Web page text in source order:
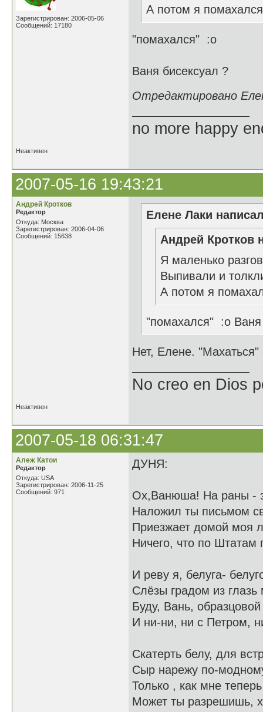
Зарегистрирован: 2006-05-06
Сообщений: 17180
А потом я
"помахался" :o
Ваня бисексуал ?
Отредактировано
no more happy
Неактивен
2007-05-16 19:43:21
Андрей Кротков
Редактор
Откуда: Москва
Зарегистрирован: 2006-04-06
Сообщений: 15638
Елене Лаки
Андрей Кротков
Я маленько
Выпивали и
А потом я
"помахался" :o Ваня
Нет, Елене. "Махаться"
No creo en Dios
Неактивен
2007-05-18 06:31:47
Алеж Катои
Редактор
Откуда: USA
Зарегистрирован: 2006-11-25
Сообщений: 971
ДУНЯ:
Ох,Ванюша! На раны -
Наложил ты письмом
Приезжает домой моя
Ничего, что по Штатам
И реву я, белуга-
Слёзы градом из
Буду, Вань,
И ни-ни, ни с Петром,
Скатерть белу, для
Сыр нарежу по-
Только , как мне
Может ты разрешишь,